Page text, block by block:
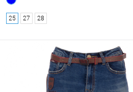
25 27 28